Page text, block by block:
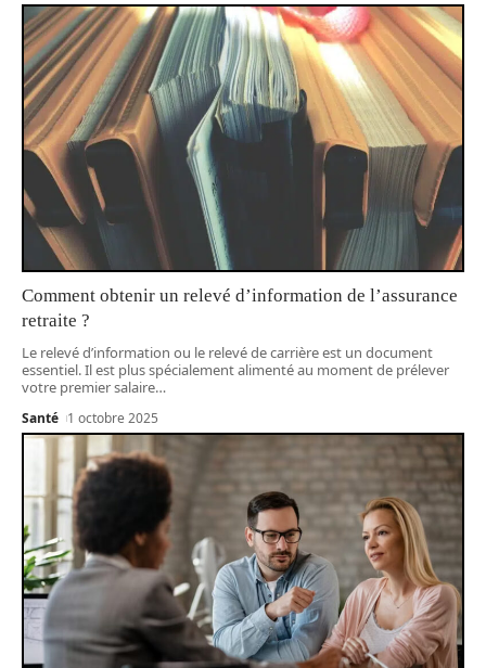
Comment obtenir un relevé d’information de l’assurance
retraite ?
Le relevé d’information ou le relevé de carrière est un document
essentiel. Il est plus spécialement alimenté au moment de prélever
votre premier salaire…
Santé 1 octobre 2025